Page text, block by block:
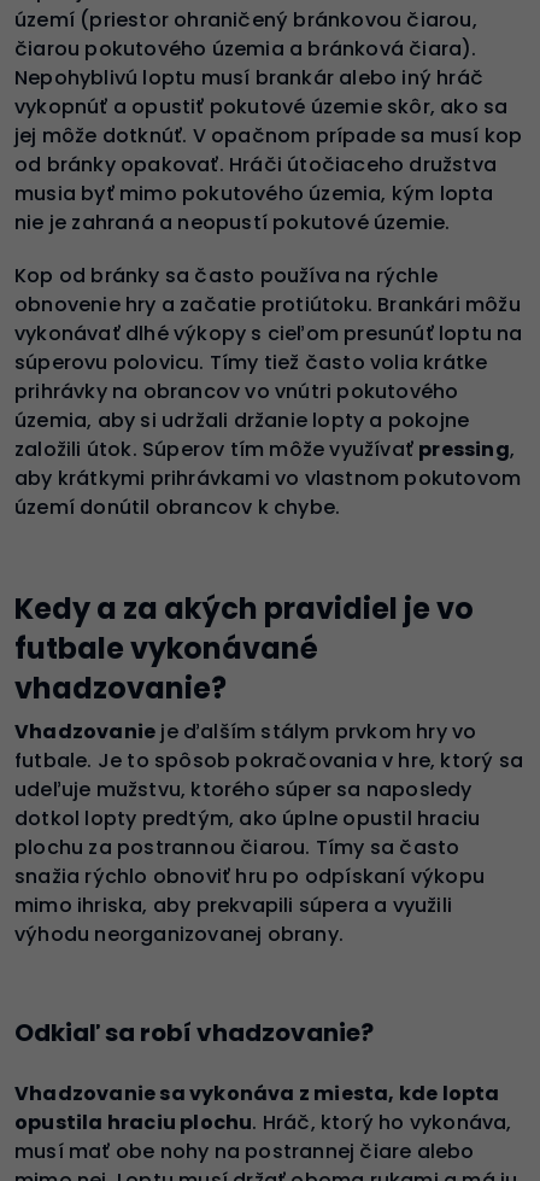
území (priestor ohraničený bránkovou čiarou,
čiarou pokutového územia a bránková čiara).
Nepohyblivú loptu musí brankár alebo iný hráč
vykopnúť a opustiť pokutové územie skôr, ako sa
jej môže dotknúť. V opačnom prípade sa musí kop
od bránky opakovať. Hráči útočiaceho družstva
musia byť mimo pokutového územia, kým lopta
nie je zahraná a neopustí pokutové územie.
Kop od bránky sa často používa na rýchle
obnovenie hry a začatie protiútoku. Brankári môžu
vykonávať dlhé výkopy s cieľom presunúť loptu na
súperovu polovicu. Tímy tiež často volia krátke
prihrávky na obrancov vo vnútri pokutového
územia, aby si udržali držanie lopty a pokojne
založili útok. Súperov tím môže využívať pressing,
aby krátkymi prihrávkami vo vlastnom pokutovom
území donútil obrancov k chybe.
Kedy a za akých pravidiel je vo
futbale vykonávané
vhadzovanie?
Vhadzovanie je ďalším stálym prvkom hry vo
futbale. Je to spôsob pokračovania v hre, ktorý sa
udeľuje mužstvu, ktorého súper sa naposledy
dotkol lopty predtým, ako úplne opustil hraciu
plochu za postrannou čiarou. Tímy sa často
snažia rýchlo obnoviť hru po odpískaní výkopu
mimo ihriska, aby prekvapili súpera a využili
výhodu neorganizovanej obrany.
Odkiaľ sa robí vhadzovanie?
Vhadzovanie sa vykonáva z miesta, kde lopta
opustila hraciu plochu. Hráč, ktorý ho vykonáva,
musí mať obe nohy na postrannej čiare alebo